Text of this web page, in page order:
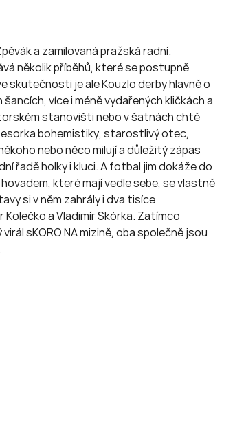
a zamilovaná pražská radní.
několik příběhů, které se postupně
skutečnosti je ale Kouzlo derby hlavně o
více i méně vydařených kličkách a
stanovišti nebo v šatnách chtě
bohemistiky, starostlivý otec,
nebo něco milují a důležitý zápas
řadě holky i kluci. A fotbal jim dokáže do
které mají vedle sebe, se vlastně
si v něm zahrály i dva tisíce
a Vladimír Skórka. Zatímco
sKORO NA mizině, oba společně jsou